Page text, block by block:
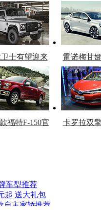
士有望迎来
复产
雷诺梅甘
官
福特F-150官
卡罗拉双
腿爆乳无惧
走光
车型推荐
起 送大礼包
自主家轿推荐